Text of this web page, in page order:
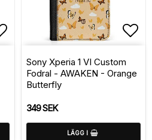
Lägg till i favoritlistan
Sony Xperia 1 VI Custom
Fodral - AWAKEN - Orange
Butterfly
349 SEK
LÄGG I